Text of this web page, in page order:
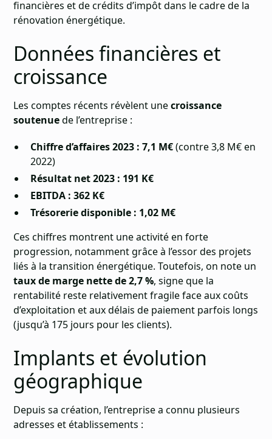
financières et de crédits d’impôt dans le cadre de la
rénovation énergétique.
Données financières et
croissance
Les comptes récents révèlent unecroissance
soutenuede l’entreprise :
Chiffre d’affaires 2023 : 7,1 M€(contre 3,8 M€ en
2022)
Résultat net 2023 : 191 K€
EBITDA : 362 K€
Trésorerie disponible : 1,02 M€
Ces chiffres montrent une activité en forte
progression, notamment grâce à l’essor des projets
liés à la transition énergétique. Toutefois, on note un
taux de marge nette de 2,7 %, signe que la
rentabilité reste relativement fragile face aux coûts
d’exploitation et aux délais de paiement parfois longs
(jusqu’à 175 jours pour les clients).
Implants et évolution
géographique
Depuis sa création, l’entreprise a connu plusieurs
adresses et établissements :